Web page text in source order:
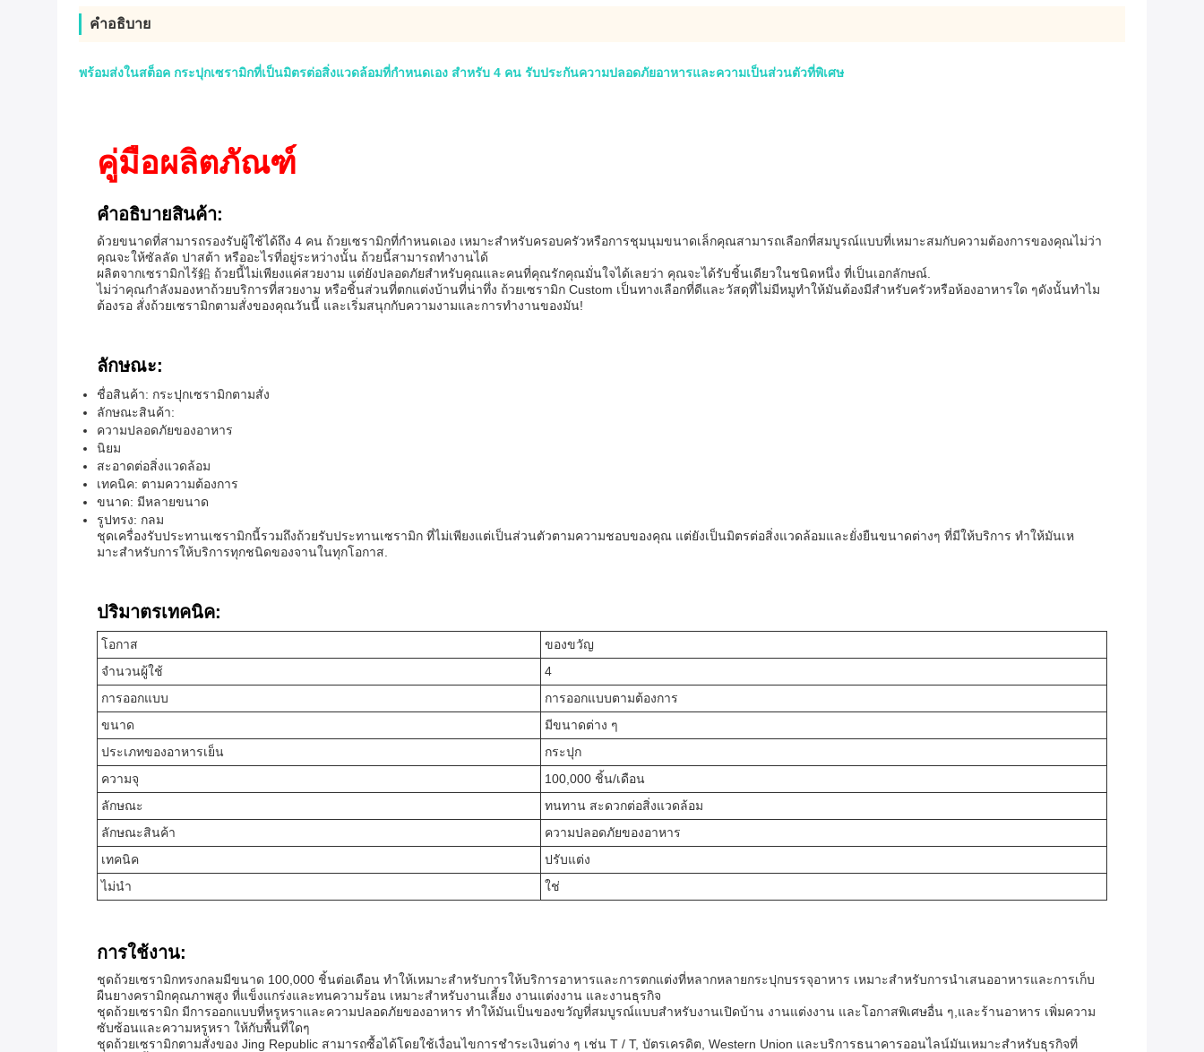
คําอธิบาย
พร้อมส่งในสต็อค กระปุกเซรามิกที่เป็นมิตรต่อสิ่งแวดล้อมที่กําหนดเอง สําหรับ 4 คน รับประกันความปลอดภัยอาหารและความเป็นส่วนตัวที่พิเศษ
คู่มือผลิตภัณฑ์
คําอธิบายสินค้า:
ด้วยขนาดที่สามารถรองรับผู้ใช้ได้ถึง 4 คน ถ้วยเซรามิกที่กําหนดเอง เหมาะสําหรับครอบครัวหรือการชุมนุมขนาดเล็กคุณสามารถเลือกที่สมบูรณ์แบบที่เหมาะสมกับความต้องการของคุณไม่ว่า
คุณจะให้ซัลลัด ปาสต้า หรืออะไรที่อยู่ระหว่างนั้น ถ้วยนี้สามารถทํางานได้
ผลิตจากเซรามิกไร้鉛 ถ้วยนี้ไม่เพียงแค่สวยงาม แต่ยังปลอดภัยสําหรับคุณและคนที่คุณรักคุณมั่นใจได้เลยว่า คุณจะได้รับชิ้นเดียวในชนิดหนึ่ง ที่เป็นเอกลักษณ์.
ไม่ว่าคุณกําลังมองหาถ้วยบริการที่สวยงาม หรือชิ้นส่วนที่ตกแต่งบ้านที่น่าทึ่ง ถ้วยเซรามิก Custom เป็นทางเลือกที่ดีและวัสดุที่ไม่มีหมูทําให้มันต้องมีสําหรับครัวหรือห้องอาหารใด ๆดังนั้นทําไม
ต้องรอ สั่งถ้วยเซรามิกตามสั่งของคุณวันนี้ และเริ่มสนุกกับความงามและการทํางานของมัน!
ลักษณะ:
ชื่อสินค้า: กระปุกเซรามิกตามสั่ง
ลักษณะสินค้า:
ความปลอดภัยของอาหาร
นิยม
สะอาดต่อสิ่งแวดล้อม
เทคนิค: ตามความต้องการ
ขนาด: มีหลายขนาด
รูปทรง: กลม
ชุดเครื่องรับประทานเซรามิกนี้รวมถึงถ้วยรับประทานเซรามิก ที่ไม่เพียงแต่เป็นส่วนตัวตามความชอบของคุณ แต่ยังเป็นมิตรต่อสิ่งแวดล้อมและยั่งยืนขนาดต่างๆ ที่มีให้บริการ ทําให้มันเห
มาะสําหรับการให้บริการทุกชนิดของจานในทุกโอกาส.
ปริมาตรเทคนิค:
โอกาส
ของขวัญ
จํานวนผู้ใช้
4
การออกแบบ
การออกแบบตามต้องการ
ขนาด
มีขนาดต่าง ๆ
ประเภทของอาหารเย็น
กระปุก
ความจุ
100,000 ชิ้น/เดือน
ลักษณะ
ทนทาน สะดวกต่อสิ่งแวดล้อม
ลักษณะสินค้า
ความปลอดภัยของอาหาร
เทคนิค
ปรับแต่ง
ไม่นํา
ใช่
การใช้งาน:
ชุดถ้วยเซรามิกทรงกลมมีขนาด 100,000 ชิ้นต่อเดือน ทําให้เหมาะสําหรับการให้บริการอาหารและการตกแต่งที่หลากหลายกระปุกบรรจุอาหาร เหมาะสําหรับการนําเสนออาหารและการเก็บ
ผืนยางครามิกคุณภาพสูง ที่แข็งแกร่งและทนความร้อน เหมาะสําหรับงานเลี้ยง งานแต่งงาน และงานธุรกิจ
ชุดถ้วยเซรามิก มีการออกแบบที่หรูหราและความปลอดภัยของอาหาร ทําให้มันเป็นของขวัญที่สมบูรณ์แบบสําหรับงานเปิดบ้าน งานแต่งงาน และโอกาสพิเศษอื่น ๆ,และร้านอาหาร เพิ่มความ
ซับซ้อนและความหรูหรา ให้กับพื้นที่ใดๆ
ชุดถ้วยเซรามิกตามสั่งของ Jing Republic สามารถซื้อได้โดยใช้เงื่อนไขการชําระเงินต่าง ๆ เช่น T / T, บัตรเครดิต, Western Union และบริการธนาคารออนไลน์มันเหมาะสําหรับธุรกิจที่